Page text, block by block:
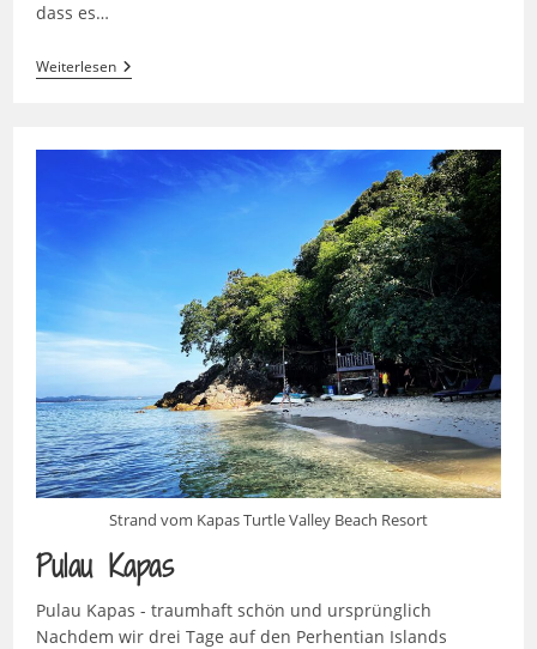
dass es…
WeiterlesenPerhentian
Besar
Strand vom Kapas Turtle Valley Beach Resort
Pulau Kapas
Pulau Kapas - traumhaft schön und ursprünglich
Nachdem wir drei Tage auf den Perhentian Islands